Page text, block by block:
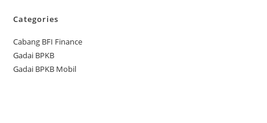
Categories
Cabang BFI Finance
Gadai BPKB
Gadai BPKB Mobil